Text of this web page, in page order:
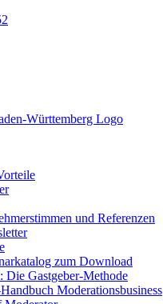
und Referenzen
zum Download
Die Gastgeber-Methode
Moderationsbusiness